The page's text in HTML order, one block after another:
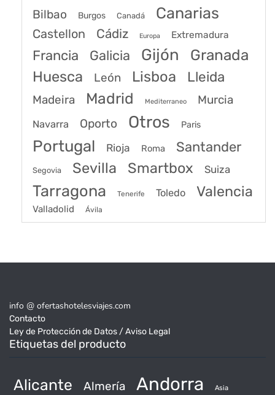
Bilbao Burgos Canadá Canarias
Castellon Cádiz Europa Extremadura
Francia Galicia Gijón Granada
Huesca León Lisboa Lleida
Madeira Madrid Mediterraneo Murcia
Navarra Oporto Otros Paris
Portugal Rioja Roma Santander
Segovia Sevilla Smartbox Suiza
Tarragona Tenerife Toledo Valencia
Valladolid Ávila
info @ ofertashotelesviajes.com
Contacto
Ley de Protección de Datos / Aviso Legal
Etiquetas del producto
Alicante Almería Andorra Asia